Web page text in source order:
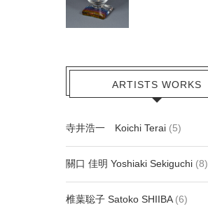
ARTISTS WORKS
寺井浩一 Koichi Terai (5)
關口 佳明 Yoshiaki Sekiguchi (8)
椎葉聡子 Satoko SHIIBA (6)